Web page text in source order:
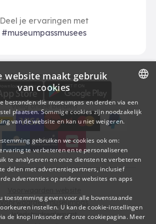
Deel je ervaringen met
#museumpassmusees
Download
de museumpas-app
Betalingsopties
Veilig online betalen
American Express
bancontact
visa
Edenred
mc
paypal
kbc
Sodexo Cultuurcheques
belfius
Voorwaarden museumpas
Wedstrijdreglement
DUTCH
FRENCH
website maakt gebruik
van cookies
bestanden die museumpas en derden via een
plaatsen. Sommige cookies zijn noodzakelijk
van de website en kan u niet weigeren.
gebruiken we cookies ook om:
te verbeteren en te personaliseren
te analyseren en onze diensten te verbeteren
delen met advertentiepartners, inclusief
advertenties op andere websites en apps
toestemming geven voor alle bovenstaande
instellen. U kan de cookie-instellingen
de knop linksonder of onze cookiepagina. Meer